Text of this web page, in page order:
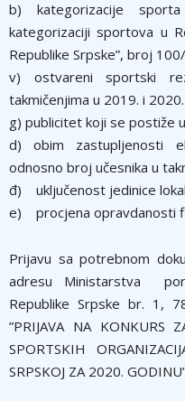
b) kategorizacije
kategorizaciji sportova u
Republike Srpske”, broj
v) ostvareni sportski
takmičenjima u 2019. i
g) publicitet koji se postiže
d) obim zastuplјenosti
odnosno broj učesnika u
đ) uklјučenost jedinice
e) procjena opravdanosti
Prijavu sa potrebnom
adresu Ministarstva
Republike Srpske br. 1,
”PRIJAVA NA KONKURS
SPORTSKIH
SRPSKOJ ZA 2020.